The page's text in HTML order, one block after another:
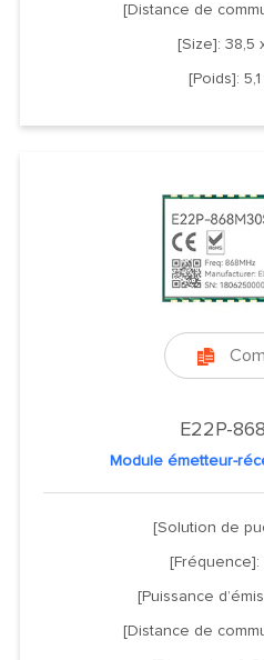
[Distance de
[Size]: 38,5
[Poids]: 5,1

E22P-
Module émetteur-
[Solution de
[Fréquence]:
[Puissance
[Distance de